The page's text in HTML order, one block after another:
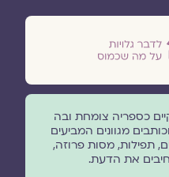
כספריה צומחת ובה
מגוונים המביעים
תפילות, מסות פרוזה,
את הדעת.